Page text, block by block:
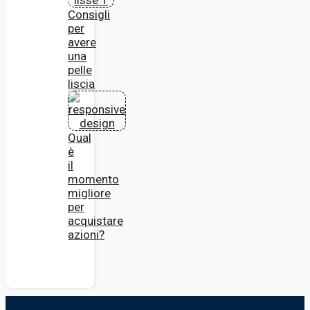
Consigli
per
avere
una
pelle
liscia
Qual
è
il
momento
migliore
per
acquistare
azioni?